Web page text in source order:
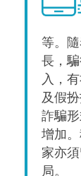
等。
長，
入，
及假
詐騙
增加
家亦
局。